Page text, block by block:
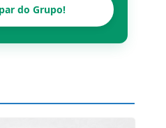
do Grupo!